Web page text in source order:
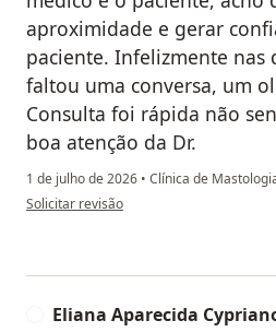
aproximidade e gerar
paciente. Infelizmente nas
faltou uma conversa, um
Consulta foi rápida não
boa atenção da Dr.
1 de julho de 2026 • Clínica de
na opinião do utilizador Lilian Santos
Solicitar revisão
Eliana Aparecida